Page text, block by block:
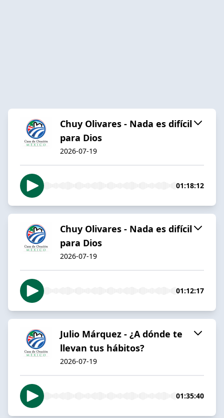
Chuy Olivares - Nada es difícil
para Dios
2026-07-19
01:18:12
Chuy Olivares - Nada es difícil
para Dios
2026-07-19
01:12:17
Julio Márquez - ¿A dónde te
llevan tus hábitos?
2026-07-19
01:35:40